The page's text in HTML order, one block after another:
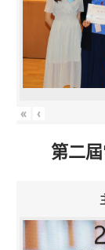
« ‹
第二